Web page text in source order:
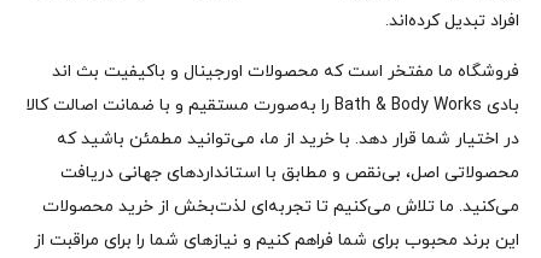
افراد تبدیل کرده‌اند.
فروشگاه ما مفتخر است که محصولات اورجینال و باکیفیت بث اند
بادی Bath & Body Works را به‌صورت مستقیم و با ضمانت اصالت کالا
در اختیار شما قرار دهد. با خرید از ما، می‌توانید مطمئن باشید که
محصولاتی اصل، بی‌نقص و مطابق با استانداردهای جهانی دریافت
می‌کنید. ما تلاش می‌کنیم تا تجربه‌ای لذت‌بخش از خرید محصولات
این برند محبوب برای شما فراهم کنیم و نیازهای شما را برای مراقبت از